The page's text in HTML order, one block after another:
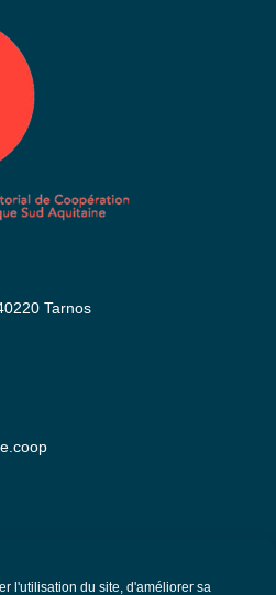
l'utilisation du site, d'améliorer sa
Tarnos